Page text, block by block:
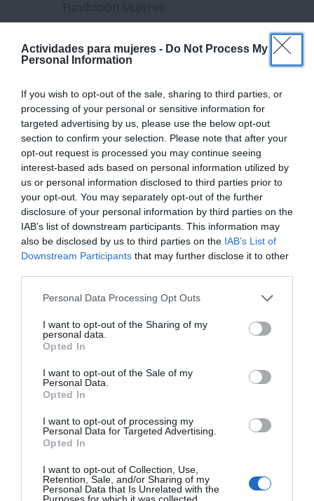
Actividades para mujeres - Do Not Process My
Personal Information
If you wish to opt-out of the sale, sharing to third parties, or
processing of your personal or sensitive information for
targeted advertising by us, please use the below opt-out
section to confirm your selection. Please note that after your
opt-out request is processed you may continue seeing
interest-based ads based on personal information utilized by
us or personal information disclosed to third parties prior to
your opt-out. You may separately opt-out of the further
disclosure of your personal information by third parties on the
IAB’s list of downstream participants. This information may
also be disclosed by us to third parties on the IAB’s List of
Downstream Participants that may further disclose it to other
Personal Data Processing Opt Outs
I want to opt-out of the Sharing of my
personal data.
Opted In
I want to opt-out of the Sale of my
Personal Data.
Opted In
I want to opt-out of processing my
Personal Data for Targeted Advertising.
Opted In
I want to opt-out of Collection, Use,
Retention, Sale, and/or Sharing of my
Personal Data that Is Unrelated with the
Purposes for which it was collected.
Emprendedoras y empresarias
Trekking recorrido Travesera
Picos de Europa.
FEMPA - Federación de Deportes de
Montaña, Escalada y Senderismo de
Principado de Asturias
31/05/2024 00:00 Oviedo Senderismo
Mujer Consciente, Mujer
Magnética
Maria Jose Arguelles
29/03/2024 00:00
Oviedo
Únete a nuestra comunidad y
mantente informada de nuestras
novedades
Unirme
Tratamiento: Servicios prestados en la plataforma.
Responsable del tratamiento de datos: Marta Gimeno
Robles.
realizando a través de este formulario.
Legitimación: Consentimiento de la persona interesada.
Personas destinatarias: La información proporcionada
almacenamiento y con terceras empresas proveedoras
de servicios, colaboradoras o que puedan adquirir la
plataforma en un futuro.
mantente informada de
nuestras novedades